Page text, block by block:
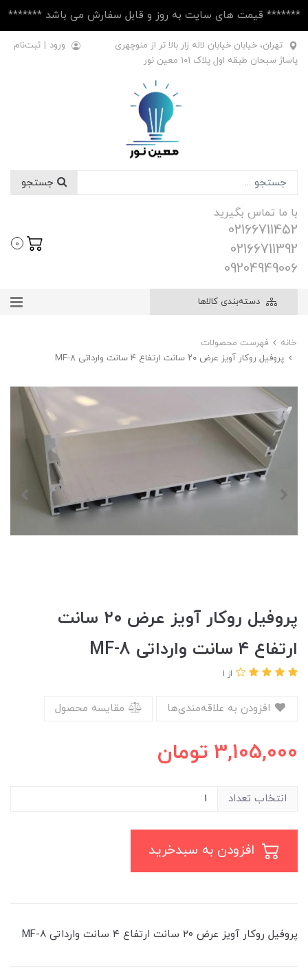
******* قیمت های سایت به روز و قابل سفارش می باشد *******
تهران، خیابان خیابان لاله زار بالا تر از منوچهری
پاساژ سبحان طبقه اول پلاک ۱۰1 معین نور
ورود | ثبت‌نام
با ما تماس بگیرید
02166711452
02166711392
09204949006
0
دسته‌بندی کالاها
خانه
فهرست محصولات
پروفیل روکار آویز عرض ۲۰ سانت ارتفاع ۴ سانت وارداتی MF-8
پروفیل روکار آویز عرض ۲۰ سانت
ارتفاع ۴ سانت وارداتی MF-8
از 1
مقایسه محصول
3,105,000 تومان
انتخاب تعداد
پروفیل روکار آویز عرض ۲۰ سانت ارتفاع ۴ سانت وارداتی MF-8